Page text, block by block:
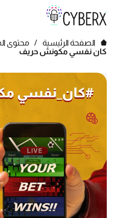
الصفحة الرئيسية / محتوى
كان نفسي مكونش حريف